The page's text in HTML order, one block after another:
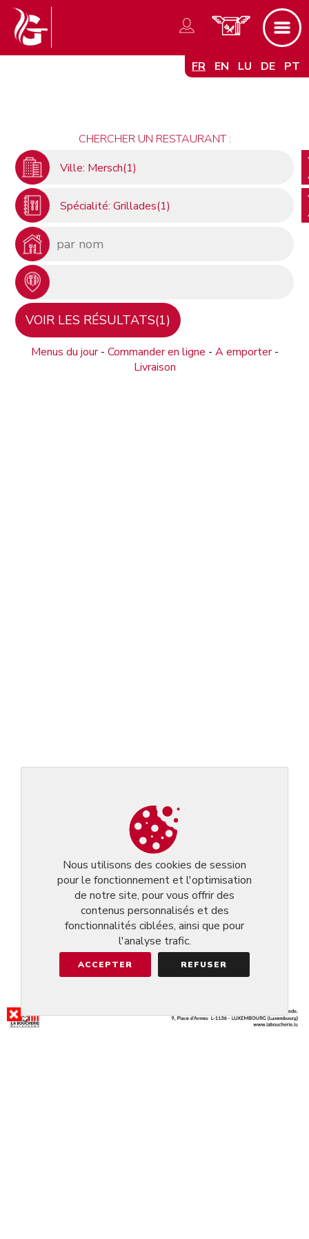
FR EN LU DE PT
CHERCHER UN RESTAURANT :
Ville: Mersch(1)
Spécialité: Grillades(1)
Menus du jour- Commander en ligne - A emporter-
Livraison
Nous utilisons des cookies de session
pour le fonctionnement et l'optimisation
de notre site, pour vous offrir des
contenus personnalisés et des
fonctionnalités ciblées, ainsi que pour
l'analyse trafic.
ACCEPTER REFUSER